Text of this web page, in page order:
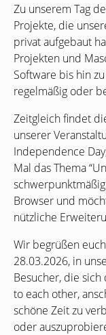
Zu unserem Tag
Projekte, die
privat aufgebaut
Projekten und
Software bis hin
regelmäßig oder
Zeitgleich findet
unserer
Independence
Mal das Thema
Browser und
nützliche
Wir begrüßen
28.03.2026, in
Besucher, die
to each other,
schöne Zeit zu
oder